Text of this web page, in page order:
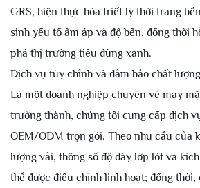
GRS, hiện thực hóa triết lý thời trang
sinh yếu tố ấm áp và độ bền, đồng thời
phá thị trường tiêu dùng xanh.
Dịch vụ tùy chỉnh và đảm bảo chất lượng
Là một doanh nghiệp chuyên về may
trưởng thành, chúng tôi cung cấp dịch
OEM/ODM trọn gói. Theo nhu cầu của
lượng vải, thông số độ dày lớp lót và
thể được điều chỉnh linh hoạt; đồng